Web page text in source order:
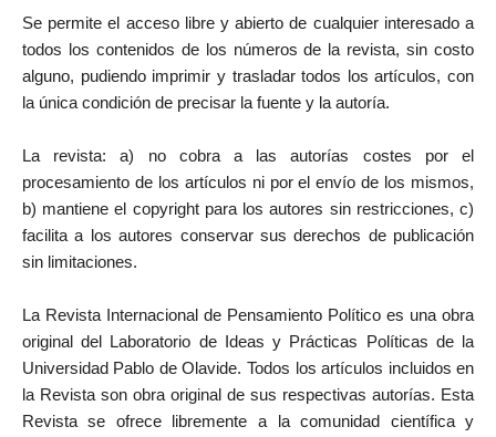
Se permite el acceso libre y abierto de cualquier interesado a
todos los contenidos de los números de la revista, sin costo
alguno, pudiendo imprimir y trasladar todos los artículos, con
la única condición de precisar la fuente y la autoría.
La revista: a) no cobra a las autorías costes por el
procesamiento de los artículos ni por el envío de los mismos,
b) mantiene el copyright para los autores sin restricciones, c)
facilita a los autores conservar sus derechos de publicación
sin limitaciones.
La Revista Internacional de Pensamiento Político es una obra
original del Laboratorio de Ideas y Prácticas Políticas de la
Universidad Pablo de Olavide. Todos los artículos incluidos en
la Revista son obra original de sus respectivas autorías. Esta
Revista se ofrece libremente a la comunidad científica y